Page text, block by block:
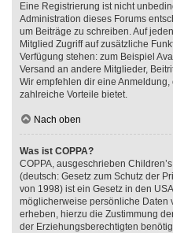
Eine Registrierung ist nicht
Administration dieses Forums
um Beiträge zu schreiben. Auf
Mitglied Zugriff auf zusätzliche
Verfügung stehen: zum Beispiel
Versand an andere Mitglieder,
Wir empfehlen dir eine
zahlreiche Vorteile bietet.
Nach oben
Was ist COPPA?
COPPA, ausgeschrieben
(deutsch: Gesetz zum Schutz der
von 1998) ist ein Gesetz in den
möglicherweise persönliche Daten
erheben, hierzu die Zustimmung
der Erziehungsberechtigten